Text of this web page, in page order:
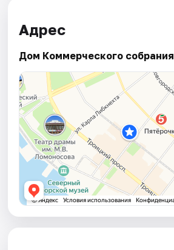
Адрес
Дом Коммерческого собрания